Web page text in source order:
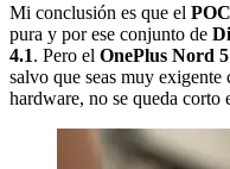
Mi conclusión es que el
pura y por ese conjunto de
4.1. Pero el OnePlus Nord 5
salvo que seas muy
hardware, no se queda corto